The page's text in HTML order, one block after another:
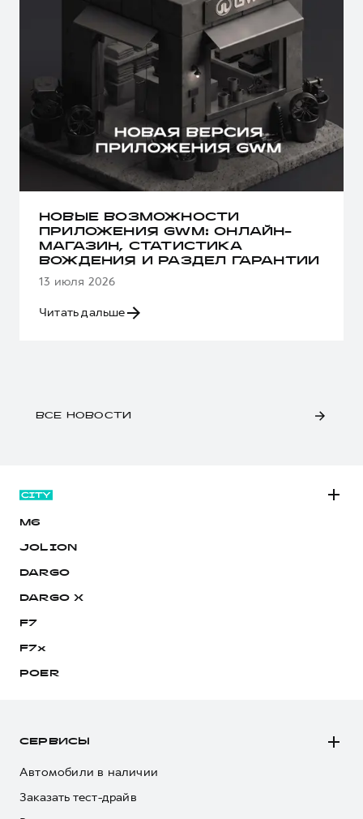
НОВЫЕ ВОЗМОЖНОСТИ
ПРИЛОЖЕНИЯ GWM: ОНЛАЙН-
МАГАЗИН, СТАТИСТИКА
ВОЖДЕНИЯ И РАЗДЕЛ ГАРАНТИИ
13 июля 2026
Читать дальше
ВСЕ НОВОСТИ
M6
JOLION
DARGO
DARGO Х
F7
F7x
POER
СЕРВИСЫ
Автомобили в наличии
Заказать тест-драйв